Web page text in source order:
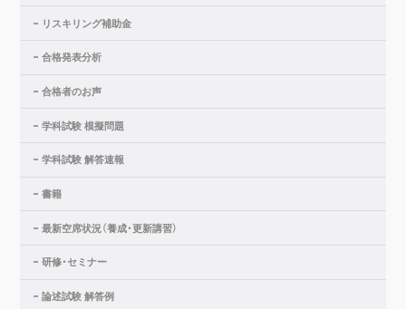
リスキリング補助金
合格発表分析
合格者のお声
学科試験 模擬問題
学科試験 解答速報
書籍
最新空席状況（養成・更新講習）
研修・セミナー
論述試験 解答例